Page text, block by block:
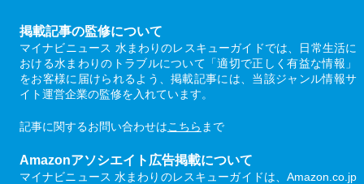
掲載記事の監修について
マイナビニュース 水まわりのレスキューガイドでは、日常生活に
おける水まわりのトラブルについて「適切で正しく有益な情報」
をお客様に届けられるよう、掲載記事には、当該ジャンル情報サ
イト運営企業の監修を入れています。
記事に関するお問い合わせはこちら まで
Amazonアソシエイト広告掲載について
マイナビニュース 水まわりのレスキューガイドは、Amazon.co.jp